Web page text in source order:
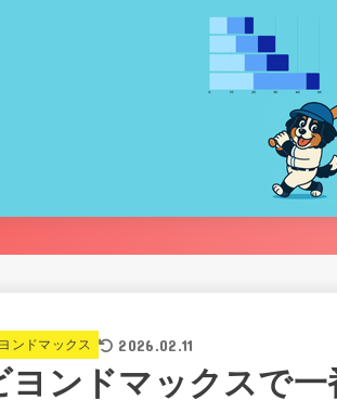
ンドマックス 2026.02.11
ヨンドマックスで